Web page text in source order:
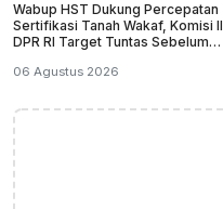
Wabup HST Dukung Percepatan
Sertifikasi Tanah Wakaf, Komisi II
DPR RI Target Tuntas Sebelum
06 Agustus 2026